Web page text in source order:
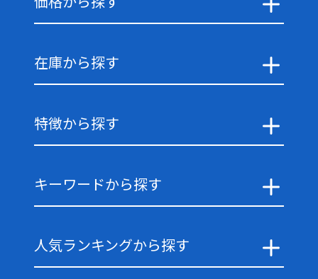
在庫から探す
特徴から探す
キーワードから探す
人気ランキングから探す